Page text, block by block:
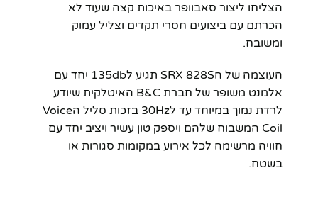
הצליחו ליצור סאבוופר באיכות קצה שעוד לא
הכרתם עם ביצועים חסרי תקדים וצליל עמוק
ומשובח.
העוצמה של הSRX 828S תגיע ל135db יחד עם
אלמנט משופר של חברת B&C האיטלקית שיודע
לרדת נמוך במיוחד עד ל30Hz בזכות סליל הVoice
Coil המשבוח שלהם ויספק טון עשיר ויציב יחד עם
חוויה מרשימה לכל אירוע במקומות סגורות או
בשטח.